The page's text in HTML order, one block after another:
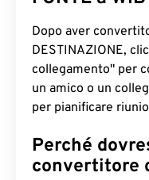
Dopo aver
DESTINAZIONE,
collegamento" per
un amico o un
per pianificare
Perché
convertitore